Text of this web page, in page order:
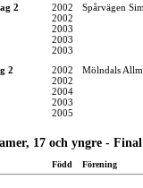
2 2002
Spårvägen
2002
2003
2003
2003
2 2002
Mölndals
2002
2004
2003
2005
17 och yngre - Final
Född Förening